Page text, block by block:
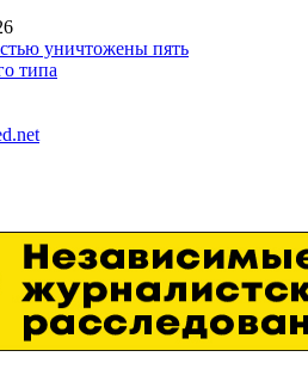
уничтожены пять
типа